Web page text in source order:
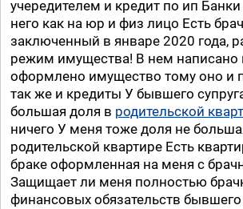
учередителем и кредит по ип
него как на юр и физ лицо Есть
заключенный в январе 2020 года,
режим имущества! В нем написано
оформлено имущество тому оно и
так же и кредиты У бывшего
большая доля в родительской
ничего У меня тоже доля не
родительской квартире Есть
браке оформленная на меня с
Защищает ли меня полностью
финансовых обязательств бывшего